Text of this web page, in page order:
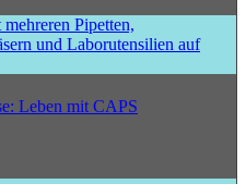
Leben mit CAPS